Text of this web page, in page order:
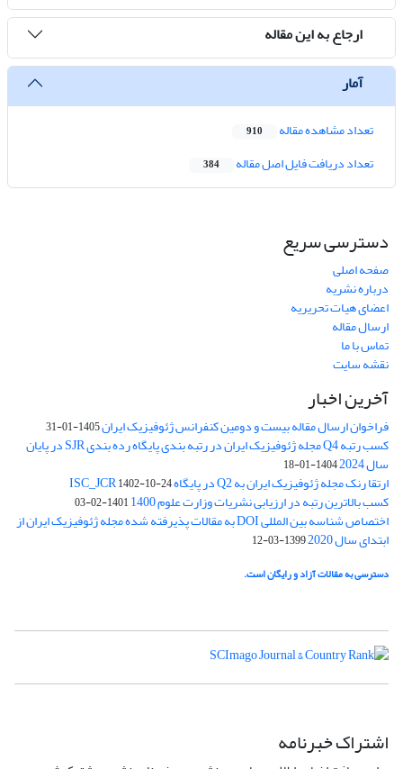
ارجاع به این مقاله
آمار
تعداد مشاهده مقاله 910
تعداد دریافت فایل اصل مقاله 384
دسترسی سریع
صفحه اصلی
درباره نشریه
اعضای هیات تحریریه
ارسال مقاله
تماس با ما
نقشه سایت
آخرین اخبار
فراخوان ارسال مقاله بیست و دومین کنفرانس ژئوفیزیک ایران1405-01-31
کسب رتبه Q4 مجله ژئوفیزیک ایران در رتبه بندی پایگاه رده بندی SJR در پایان
سال 2024 1404-01-18
ارتقا رنک مجله ژئوفیزیک ایران به Q2 در پایگاه ISC_JCR 1402-10-24
کسب بالاترین رتبه در ارزیابی نشریات وزارت علوم 1400 1401-02-03
اختصاص شناسه بین المللی DOI به مقالات پذیرفته شده مجله ژئوفیزیک ایران از
ابتدای سال 2020 1399-03-12
دسترسی به مقالات آزاد و رایگان است.
اشتراک خبرنامه